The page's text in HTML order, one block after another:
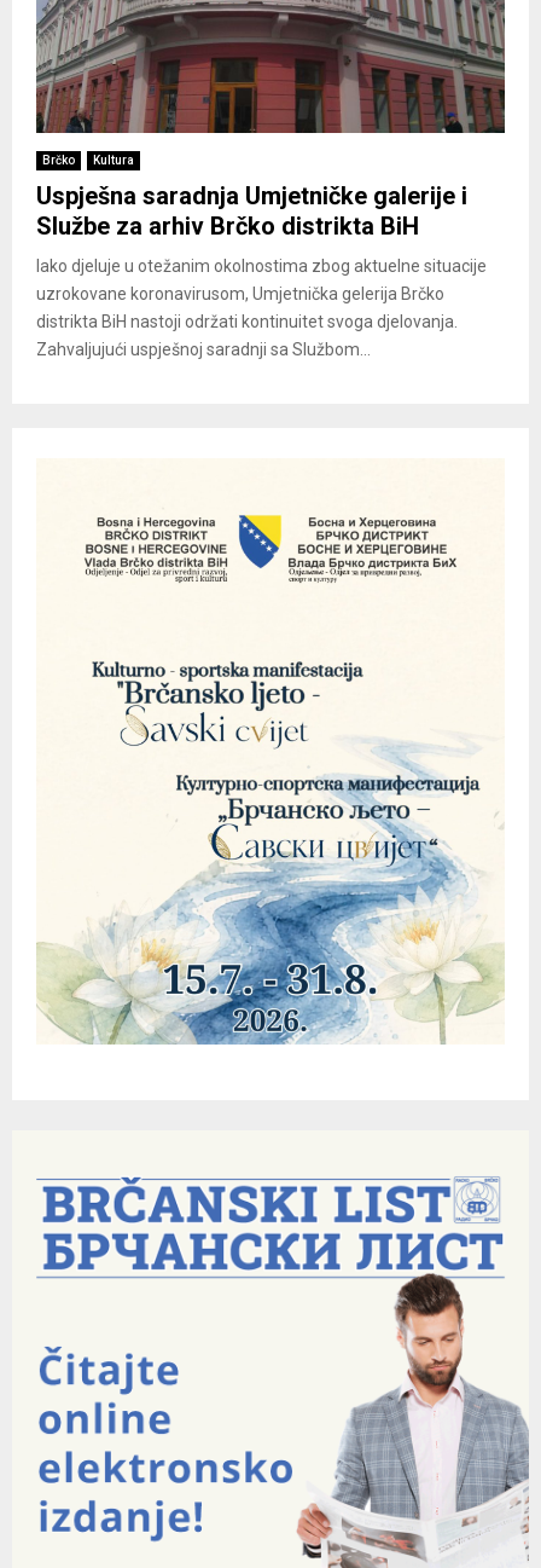
Brčko Kultura
Uspješna saradnja Umjetničke galerije i
Službe za arhiv Brčko distrikta BiH
Iako djeluje u otežanim okolnostima zbog aktuelne situacije
uzrokovane koronavirusom, Umjetnička gelerija Brčko
distrikta BiH nastoji održati kontinuitet svoga djelovanja.
Zahvaljujući uspješnoj saradnji sa Službom...